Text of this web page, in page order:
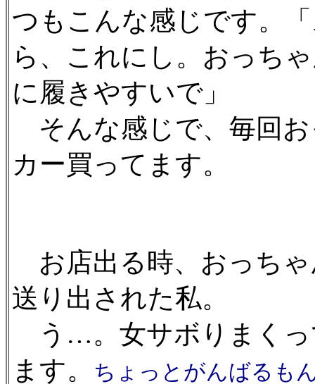
つもこんな感じです。
ら、これにし。おっち
に履きやすいで」
そんな感じで、毎回
カー買ってます。
お店出る時、おっち
送り出された私。
う…。女サボりまくっ
ます。
ちょっとがんばるも